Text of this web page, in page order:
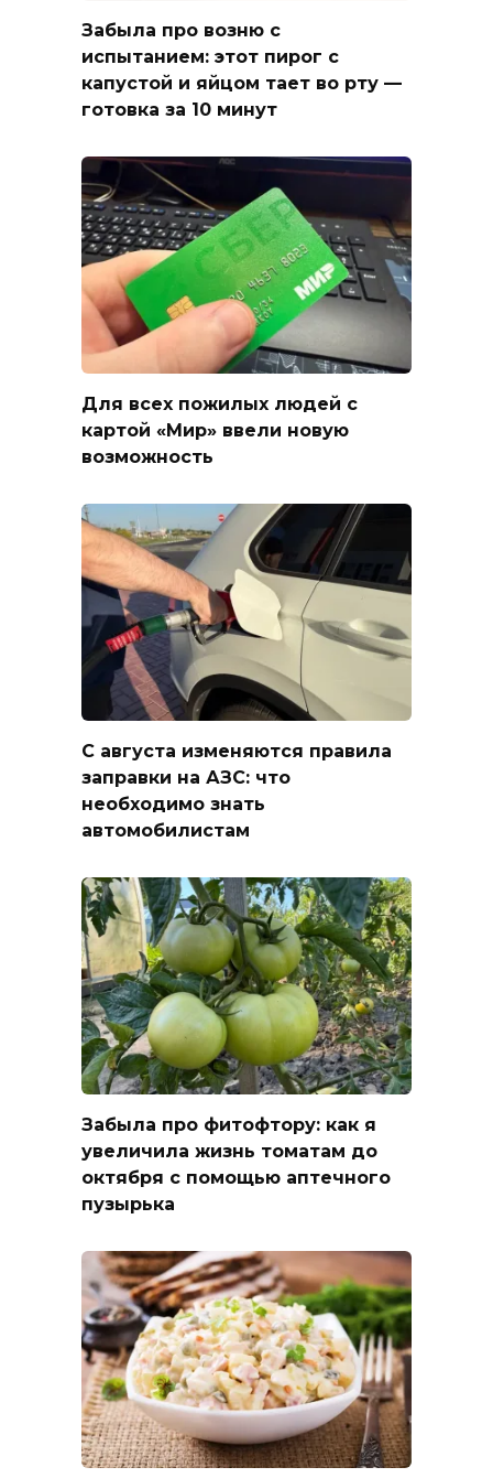
Забыла про возню с
испытанием: этот пирог с
капустой и яйцом тает во рту —
готовка за 10 минут
Для всех пожилых людей с
картой «Мир» ввели новую
возможность
С августа изменяются правила
заправки на АЗС: что
необходимо знать
автомобилистам
Забыла про фитофтору: как я
увеличила жизнь томатам до
октября с помощью аптечного
пузырька